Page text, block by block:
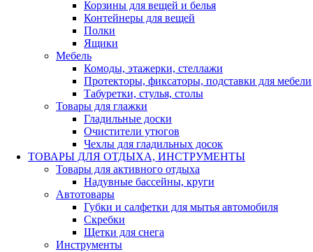
Корзины для вещей и белья
Контейнеры для вещей
Полки
Ящики
Мебель
Комоды, этажерки, стеллажи
Протекторы, фиксаторы, подставки для мебели
Табуретки, стулья, столы
Товары для глажки
Гладильные доски
Очистители утюгов
Чехлы для гладильных досок
ТОВАРЫ ДЛЯ ОТДЫХА, ИНСТРУМЕНТЫ
Товары для активного отдыха
Надувные бассейны, круги
Автотовары
Губки и салфетки для мытья автомобиля
Скребки
Щетки для снега
Инструменты